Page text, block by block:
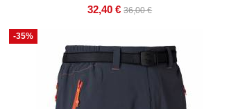
32,40 € 36,00 €
-35%